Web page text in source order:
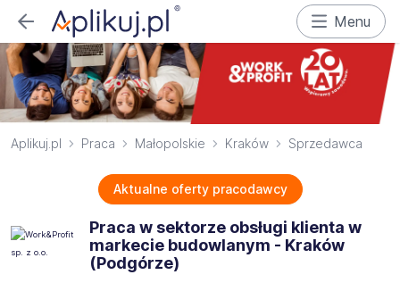
Menu
Aplikuj.pl Praca Małopolskie Kraków Sprzedawca
Aktualne oferty pracodawcy
Praca w sektorze obsługi klienta w
markecie budowlanym - Kraków
(Podgórze)​